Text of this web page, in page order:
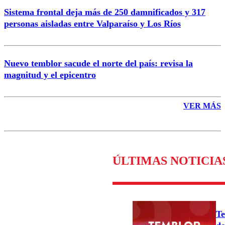
Sistema frontal deja más de 250 damnificados y 317
personas aisladas entre Valparaíso y Los Ríos
Nuevo temblor sacude el norte del país: revisa la
magnitud y el epicentro
VER MÁS
ÚLTIMAS